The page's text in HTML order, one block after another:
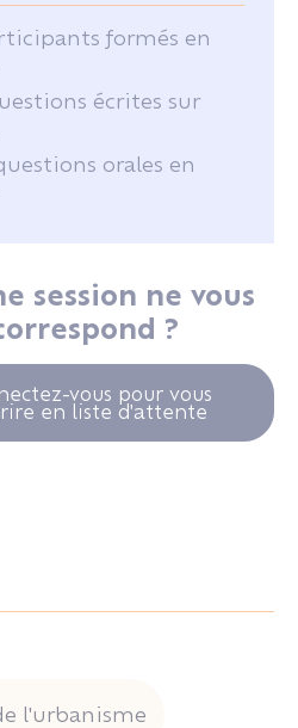
formés en
écrites sur
orales en
session ne vous
?
vous pour vous
en liste d'attente
l'urbanisme